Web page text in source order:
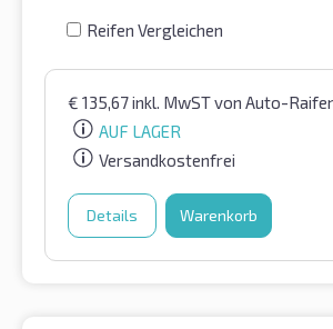
Reifen Vergleichen
€ 135,67inkl. MwSTvon Auto-
AUF LAGER
Versandkostenfrei
Details Warenkorb